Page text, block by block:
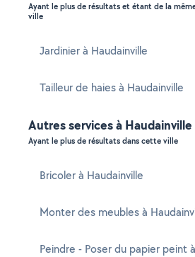
Ayant le plus de résultats et étant de la
ville
Jardinier à Haudainville
Tailleur de haies à Haudainville
Autres services à Haudainville
Ayant le plus de résultats dans cette ville
Bricoler à Haudainville
Monter des meubles à
Peindre - Poser du papier peint